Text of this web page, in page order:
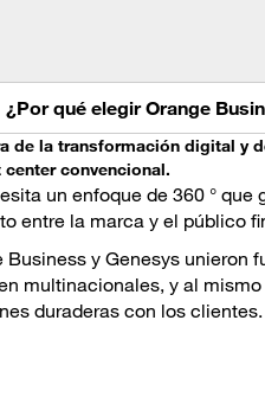
¿Por qué elegir Orange
de la transformación digital y
convencional.
un enfoque de 360 °
entre la marca y el público
Business y Genesys unieron
multinacionales, y al
duraderas con los clientes.